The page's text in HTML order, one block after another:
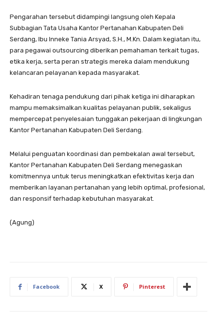
Pengarahan tersebut didampingi langsung oleh Kepala
Subbagian Tata Usaha Kantor Pertanahan Kabupaten Deli
Serdang, Ibu Inneke Tania Arsyad, S.H., M.Kn. Dalam kegiatan itu,
para pegawai outsourcing diberikan pemahaman terkait tugas,
etika kerja, serta peran strategis mereka dalam mendukung
kelancaran pelayanan kepada masyarakat.
Kehadiran tenaga pendukung dari pihak ketiga ini diharapkan
mampu memaksimalkan kualitas pelayanan publik, sekaligus
mempercepat penyelesaian tunggakan pekerjaan di lingkungan
Kantor Pertanahan Kabupaten Deli Serdang.
Melalui penguatan koordinasi dan pembekalan awal tersebut,
Kantor Pertanahan Kabupaten Deli Serdang menegaskan
komitmennya untuk terus meningkatkan efektivitas kerja dan
memberikan layanan pertanahan yang lebih optimal, profesional,
dan responsif terhadap kebutuhan masyarakat.
(Agung)
Facebook X Pinterest